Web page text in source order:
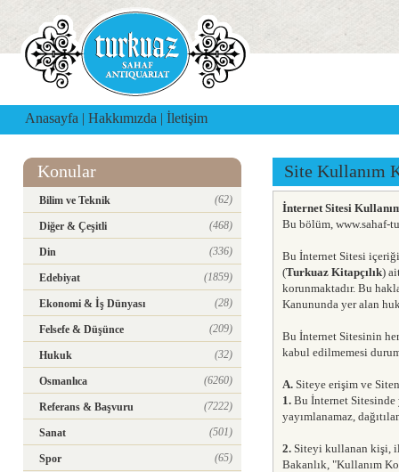
Anasayfa | Hakkımızda | İletişim
Konular
Bilim ve Teknik (62)
Diğer & Çeşitli (468)
Din (336)
Edebiyat (1859)
Ekonomi & İş Dünyası (28)
Felsefe & Düşünce (209)
Hukuk (32)
Osmanlıca (6260)
Referans & Başvuru (7222)
Sanat (501)
Spor (65)
Site Kullanım
İnternet Sitesi
Bu bölüm, www.sahaf-
Bu İnternet Sitesi
(Turkuaz Kitapçılık)
korunmaktadır. Bu
Kanununda yer alan
Bu İnternet Sitesinin
kabul edilmemesi
A. Siteye erişim ve
1. Bu İnternet
yayımlanamaz,
2. Siteyi kullanan kişi,
Bakanlık, "Kullanım